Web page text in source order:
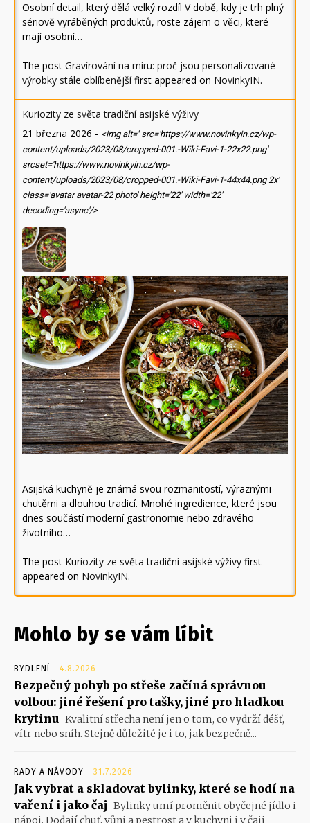
Osobní detail, který dělá velký rozdíl V době, kdy je trh plný
sériově vyráběných produktů, roste zájem o věci, které
mají osobní…
The post Gravírování na míru: proč jsou personalizované
výrobky stále oblíbenějšífirst appeared on NovinkyIN.
Kuriozity ze světa tradiční asijské výživy
21 března 2026 - <img alt='' src='https://www.novinkyin.cz/wp-
content/uploads/2023/08/cropped-001.-Wiki-Favi-1-22x22.png'
srcset='https://www.novinkyin.cz/wp-
content/uploads/2023/08/cropped-001.-Wiki-Favi-1-44x44.png 2x'
class='avatar avatar-22 photo' height='22' width='22'
decoding='async'/>
Asijská kuchyně je známá svou rozmanitostí, výraznými
chutěmi a dlouhou tradicí. Mnohé ingredience, které jsou
dnes součástí moderní gastronomie nebo zdravého
životního…
The post Kuriozity ze světa tradiční asijské výživy first
appeared on NovinkyIN.
Mohlo by se vám líbit
BYDLENÍ 4.8.2026
Bezpečný pohyb po střeše začíná správnou
volbou: jiné řešení pro tašky, jiné pro hladkou
krytinu Kvalitní střecha není jen o tom, co vydrží déšť,
vítr nebo sníh. Stejně důležité je i to, jak bezpečně...
RADY A NÁVODY 31.7.2026
Jak vybrat a skladovat bylinky, které se hodí na
vaření i jako čaj Bylinky umí proměnit obyčejné jídlo i
nápoj. Dodají chuť, vůni a pestrost a v kuchyni i v čaji